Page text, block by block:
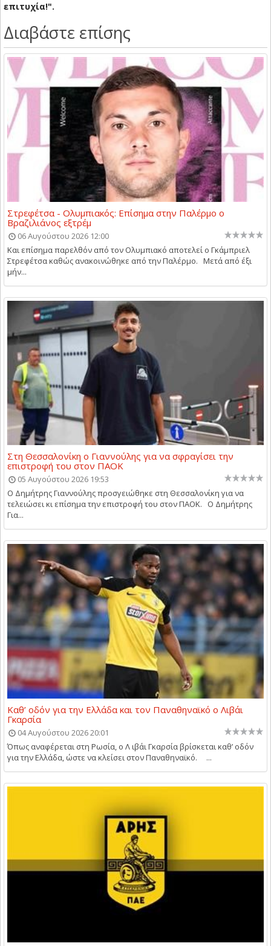
επιτυχία!".
Διαβάστε επίσης
Στρεφέτσα - Ολυμπιακός: Επίσημα στην Παλέρμο ο
Βραζιλιάνος εξτρέμ
06 Αυγούστου 2026 12:00
Και επίσημα παρελθόν από τον Ολυμπιακό αποτελεί ο Γκάμπριελ
Στρεφέτσα καθώς ανακοινώθηκε από την Παλέρμο. Μετά από έξι
μήν...
Στη Θεσσαλονίκη ο Γιαννούλης για να σφραγίσει την
επιστροφή του στον ΠΑΟΚ
05 Αυγούστου 2026 19:53
Ο Δημήτρης Γιαννούλης προσγειώθηκε στη Θεσσαλονίκη για να
τελειώσει κι επίσημα την επιστροφή του στον ΠΑΟΚ. Ο Δημήτρης
Για...
Καθ’ οδόν για την Ελλάδα και τον Παναθηναϊκό ο Λιβάι
Γκαρσία
04 Αυγούστου 2026 20:01
Όπως αναφέρεται στη Ρωσία, ο Λ ιβάι Γκαρσία βρίσκεται καθ’ οδόν
για την Ελλάδα, ώστε να κλείσει στον Παναθηναϊκό. ...